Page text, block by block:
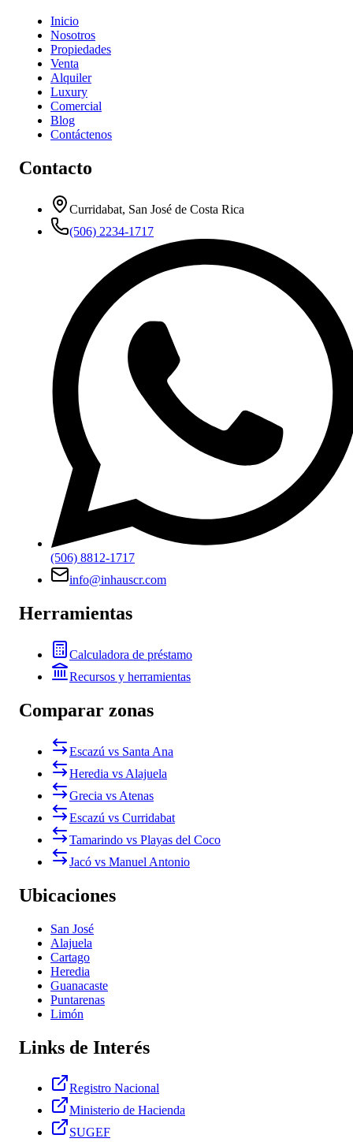
Inicio
Nosotros
Propiedades
Venta
Alquiler
Luxury
Comercial
Blog
Contáctenos
Contacto
Curridabat, San José de Costa Rica
(506) 2234-1717
(506) 8812-1717
info@inhauscr.com
Herramientas
Calculadora de préstamo
Recursos y herramientas
Comparar zonas
Escazú vs Santa Ana
Heredia vs Alajuela
Grecia vs Atenas
Escazú vs Curridabat
Tamarindo vs Playas del Coco
Jacó vs Manuel Antonio
Ubicaciones
San José
Alajuela
Cartago
Heredia
Guanacaste
Puntarenas
Limón
Links de Interés
Registro Nacional
Ministerio de Hacienda
SUGEF